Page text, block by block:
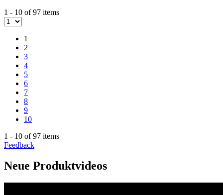
1 - 10 of 97 items
1
2
3
4
5
6
7
8
9
10
1 - 10 of 97 items
Feedback
Neue Produktvideos